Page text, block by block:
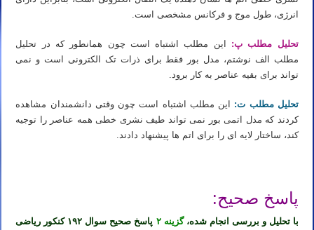
انرژی، طول موج و فرکانس مشخصی است.
تحلیل مطلب پ: این مطلب اشتباه است چون همانطور که در تحلیل
مطلب الف نوشتم، مدل بور فقط برای ذرات تک الکترونی است و نمی
تواند برای بقیه عناصر به کار برود.
تحلیل مطلب ت: این مطلب اشتباه است چون وقتی دانشمندان مشاهده
کردند که مدل اتمی بور نمی تواند طیف نشری خطی همه عناصر را توجیه
کند، ساختار لایه ای را برای اتم ها پیشنهاد دادند.
پاسخ صحیح:
با تحلیل و بررسی انجام شده،گزینه ۲
پاسخ صحیح سوال ۱۹۲ کنکور ریاضی